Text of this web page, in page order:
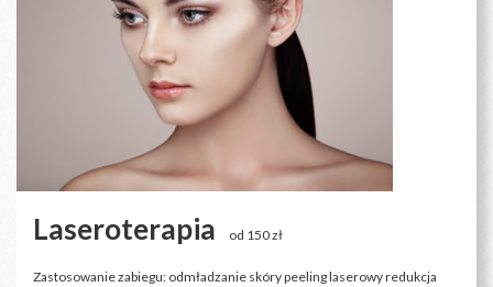
Laseroterapia od 150 zł
Zastosowanie zabiegu: odmładzanie skóry peeling laserowy redukcja